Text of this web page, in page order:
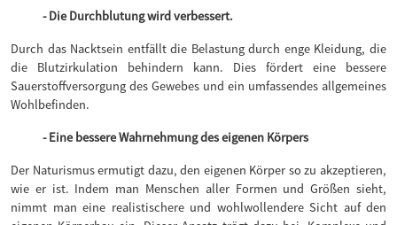
- Die Durchblutung wird verbessert.
Durch das Nacktsein entfällt die Belastung durch enge Kleidung, die
die Blutzirkulation behindern kann. Dies fördert eine bessere
Sauerstoffversorgung des Gewebes und ein umfassendes allgemeines
Wohlbefinden.
- Eine bessere Wahrnehmung des eigenen Körpers
Der Naturismus ermutigt dazu, den eigenen Körper so zu akzeptieren,
wie er ist. Indem man Menschen aller Formen und Größen sieht,
nimmt man eine realistischere und wohlwollendere Sicht auf den